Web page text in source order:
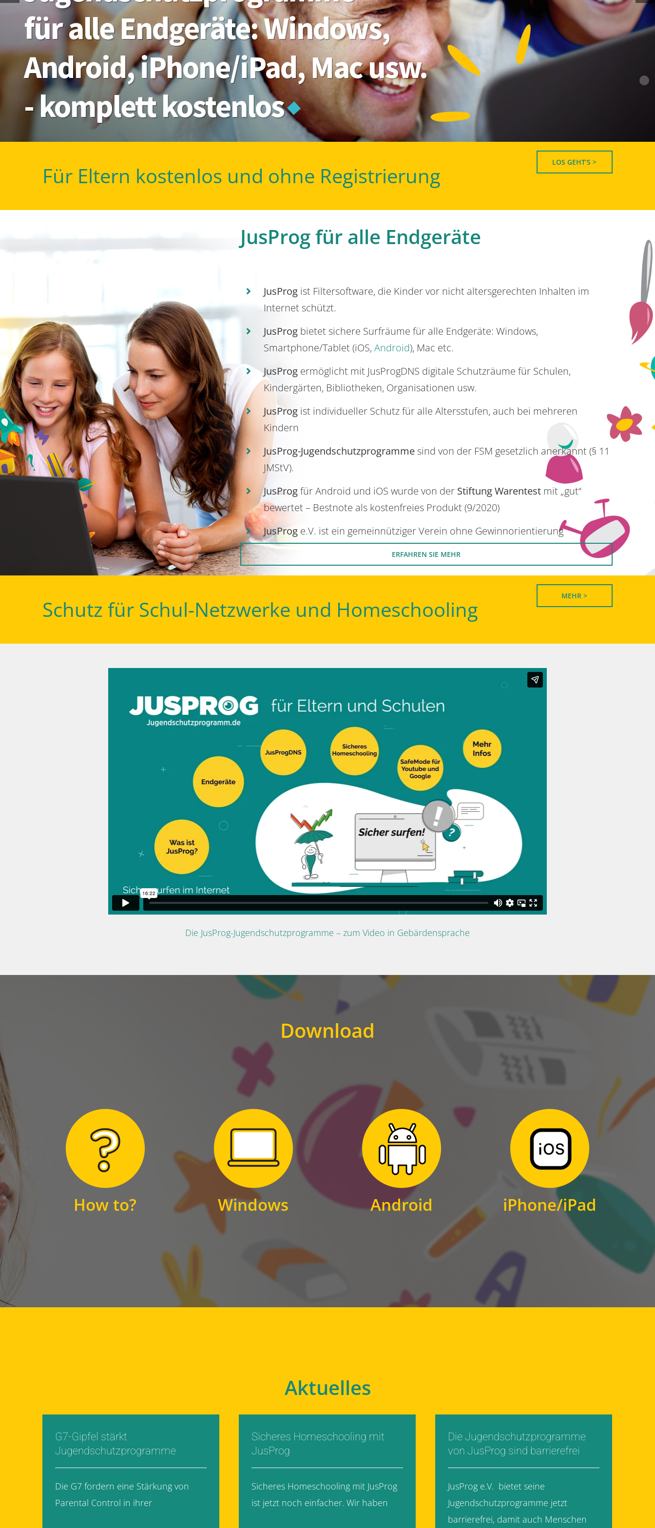
- komplett kostenlos
Android, iPhone/iPad, Mac usw.
für alle Endgeräte: Windows,
Für Eltern kostenlos und ohne Registrierung
LOS GEHT’S >
JusProg für alle Endgeräte
JusProgist Filtersoftware, die Kinder vor nicht altersgerechten Inhalten im
Internet schützt.
JusProgbietet sichere Surfräume für alle Endgeräte: Windows,
Smartphone/Tablet (iOS, Android), Mac etc.
JusProg ermöglicht mit JusProgDNS digitale Schutzräume für Schulen,
Kindergärten, Bibliotheken, Organisationen usw.
JusProgist individueller Schutz für alle Altersstufen, auch bei mehreren
Kindern
JusProg-Jugendschutzprogrammesind von der FSM gesetzlich anerkannt (§ 11
JMStV).
JusProgfür Android und iOS wurde von der Stiftung Warentestmit „gut“
bewertet – Bestnote als kostenfreies Produkt (9/2020)
JusProge.V. ist ein gemeinnütziger Verein ohne Gewinnorientierung
ERFAHREN SIE MEHR
Schutz für Schul-Netzwerke und Homeschooling
MEHR >
Die JusProg-Jugendschutzprogramme – zum Video in Gebärdensprache
Download
How to?
Hier finden Sie
Windows
Zum Download
für Windows
Android
Zum Download
für Android
iPhone/iPad
Zum Download
für iPhone und iPad
Aktuelles
G7-Gipfel stärkt
Jugendschutzprogramme
Die G7 fordern eine Stärkung von
Parental Control in ihrer
Sicheres Homeschooling mit
JusProg
Sicheres Homeschooling mit JusProg
ist jetzt noch einfacher. Wir haben
Die Jugendschutzprogramme
von JusProg sind barrierefrei
JusProg e.V. bietet seine
Jugendschutzprogramme jetzt
barrierefrei, damit auch Menschen